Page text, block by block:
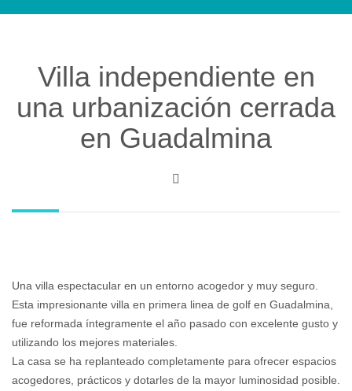
navigation
Villa independiente en
una urbanización cerrada
en Guadalmina
Una villa espectacular en un entorno acogedor y muy seguro.
Esta impresionante villa en primera linea de golf en Guadalmina,
fue reformada íntegramente el año pasado con excelente gusto y
utilizando los mejores materiales.
La casa se ha replanteado completamente para ofrecer espacios
acogedores, prácticos y dotarles de la mayor luminosidad posible.